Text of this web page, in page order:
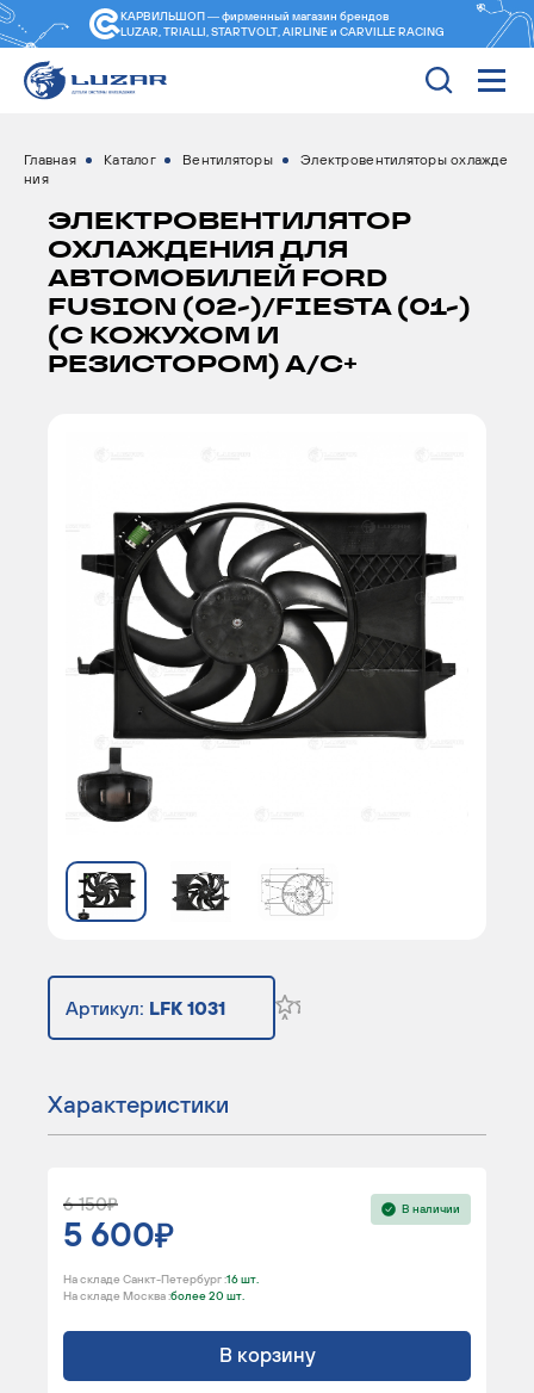
КАРВИЛЬШОП — фирменный магазин брендов
LUZAR, TRIALLI, STARTVOLT, AIRLINE и CARVILLE RACING
Главная Каталог Вентиляторы
Электровентиляторы охлажде
ния
ЭЛЕКТРОВЕНТИЛЯТОР
ОХЛАЖДЕНИЯ ДЛЯ
АВТОМОБИЛЕЙ FORD
FUSION (02-)/FIESTA (01-)
(С КОЖУХОМ И
РЕЗИСТОРОМ) A/C+
Артикул: LFK 1031
Характеристики
6 150
5 600
В наличии
На складе Санкт-Петербург :16 шт.
На складе Москва :более 20 шт.
В корзину